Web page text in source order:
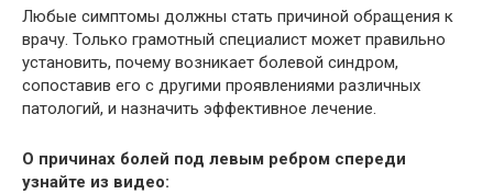
Любые симптомы должны стать причиной обращения к
врачу. Только грамотный специалист может правильно
установить, почему возникает болевой синдром,
сопоставив его с другими проявлениями различных
патологий, и назначить эффективное лечение.
О причинах болей под левым ребром спереди
узнайте из видео: